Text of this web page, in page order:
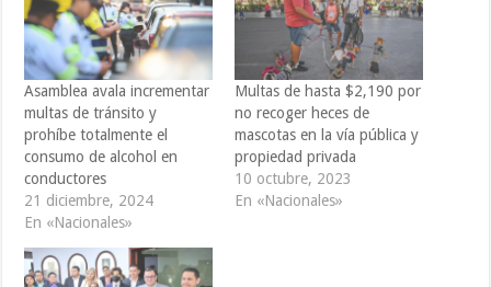
Asamblea avala incrementar
multas de tránsito y
prohíbe totalmente el
consumo de alcohol en
conductores
21 diciembre, 2024
En «Nacionales»
Multas de hasta $2,190 por
no recoger heces de
mascotas en la vía pública y
propiedad privada
10 octubre, 2023
En «Nacionales»